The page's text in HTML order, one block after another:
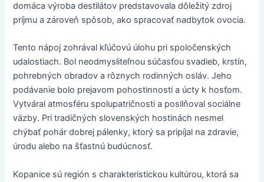
domáca výroba destilátov predstavovala dôležitý zdroj
príjmu a zároveň spôsob, ako spracovať nadbytok ovocia.
Tento nápoj zohrával kľúčovú úlohu pri spoločenských
udalostiach. Bol neodmysliteľnou súčasťou svadieb, krstín,
pohrebných obradov a rôznych rodinných osláv. Jeho
podávanie bolo prejavom pohostinnosti a úcty k hosťom.
Vytváral atmosféru spolupatričnosti a posilňoval sociálne
väzby. Pri tradičných slovenských hostinách nesmel
chýbať pohár dobrej pálenky, ktorý sa pripíjal na zdravie,
úrodu alebo na šťastnú budúcnosť.
Kopanice sú región s charakteristickou kultúrou, ktorá sa